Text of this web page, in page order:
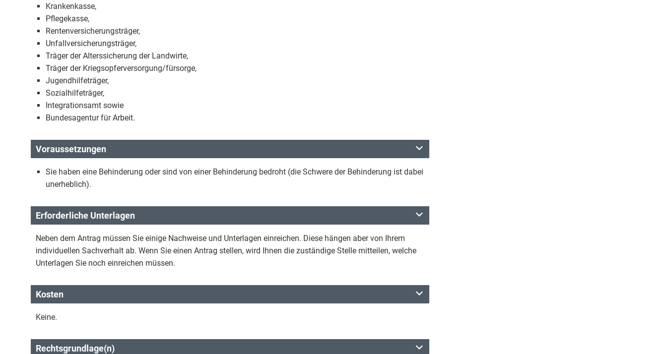
Krankenkasse,
Pflegekasse,
Rentenversicherungsträger,
Unfallversicherungsträger,
Träger der Alterssicherung der Landwirte,
Träger der Kriegsopferversorgung/fürsorge,
Jugendhilfeträger,
Sozialhilfeträger,
Integrationsamt sowie
Bundesagentur für Arbeit.
Voraussetzungen
Sie haben eine Behinderung oder sind von einer Behinderung bedroht (die Schwere der Behinderung ist dabei
unerheblich).
Erforderliche Unterlagen
Neben dem Antrag müssen Sie einige Nachweise und Unterlagen einreichen. Diese hängen aber von Ihrem
individuellen Sachverhalt ab. Wenn Sie einen Antrag stellen, wird Ihnen die zuständige Stelle mitteilen, welche
Unterlagen Sie noch einreichen müssen.
Kosten
Keine.
Rechtsgrundlage(n)